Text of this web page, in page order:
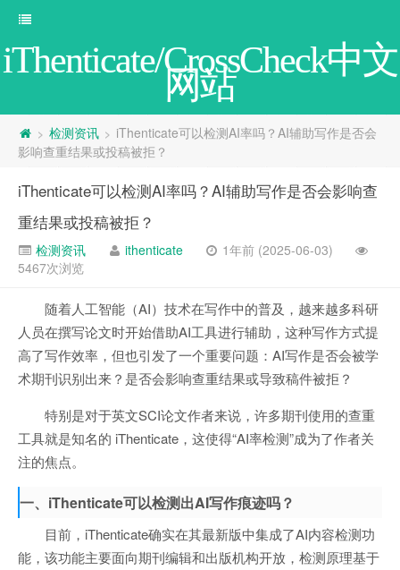
iThenticate/CrossCheck中文
网站
> 检测资讯 > iThenticate可以检测AI率吗？AI辅助写作是否会
影响查重结果或投稿被拒？
iThenticate可以检测AI率吗？AI辅助写作是否会影响查
重结果或投稿被拒？
检测资讯 ithenticate
1年前 (2025-06-03)
5467次浏览
随着人工智能（AI）技术在写作中的普及，越来越多科研
人员在撰写论文时开始借助AI工具进行辅助，这种写作方式提
高了写作效率，但也引发了一个重要问题：AI写作是否会被学
术期刊识别出来？是否会影响查重结果或导致稿件被拒？
特别是对于英文SCI论文作者来说，许多期刊使用的查重
工具就是知名的 iThenticate，这使得“AI率检测”成为了作者关
注的焦点。
一、iThenticate可以检测出AI写作痕迹吗？
目前，iThenticate确实在其最新版中集成了AI内容检测功
能，该功能主要面向期刊编辑和出版机构开放，检测原理基于